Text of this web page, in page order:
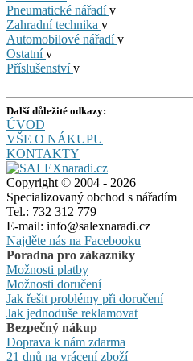
Pneumatické nářadív
Zahradní technika v
Automobilové nářadív
Ostatnív
Příslušenstvív
Další důležité odkazy:
ÚVOD
VŠE O NÁKUPU
KONTAKTY
Copyright © 2004 - 2026
Specializovaný obchod s nářadím
Tel.: 732 312 779
E-mail: info@salexnaradi.cz
Najděte nás na Facebooku
Poradna pro zákazníky
Možnosti platby
Možnosti doručení
Jak řešit problémy při doručení
Jak jednoduše reklamovat
Bezpečný nákup
Doprava k nám zdarma
21 dnů na vrácení zboží